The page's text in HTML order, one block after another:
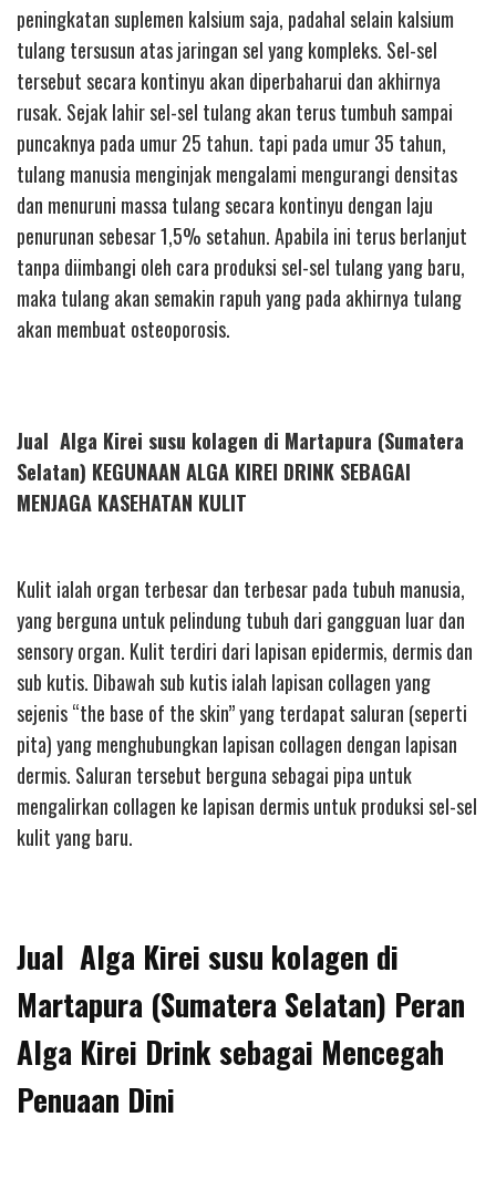
peningkatan suplemen kalsium saja, padahal selain kalsium
tulang tersusun atas jaringan sel yang kompleks. Sel-sel
tersebut secara kontinyu akan diperbaharui dan akhirnya
rusak. Sejak lahir sel-sel tulang akan terus tumbuh sampai
puncaknya pada umur 25 tahun. tapi pada umur 35 tahun,
tulang manusia menginjak mengalami mengurangi densitas
dan menuruni massa tulang secara kontinyu dengan laju
penurunan sebesar 1,5% setahun. Apabila ini terus berlanjut
tanpa diimbangi oleh cara produksi sel-sel tulang yang baru,
maka tulang akan semakin rapuh yang pada akhirnya tulang
akan membuat osteoporosis.
Jual Alga Kirei susu kolagen di Martapura (Sumatera
Selatan) KEGUNAAN ALGA KIREI DRINK SEBAGAI
MENJAGA KASEHATAN KULIT
Kulit ialah organ terbesar dan terbesar pada tubuh manusia,
yang berguna untuk pelindung tubuh dari gangguan luar dan
sensory organ. Kulit terdiri dari lapisan epidermis, dermis dan
sub kutis. Dibawah sub kutis ialah lapisan collagen yang
sejenis “the base of the skin” yang terdapat saluran (seperti
pita) yang menghubungkan lapisan collagen dengan lapisan
dermis. Saluran tersebut berguna sebagai pipa untuk
mengalirkan collagen ke lapisan dermis untuk produksi sel-sel
kulit yang baru.
Jual Alga Kirei susu kolagen di
Martapura (Sumatera Selatan) Peran
Alga Kirei Drink sebagai Mencegah
Penuaan Dini